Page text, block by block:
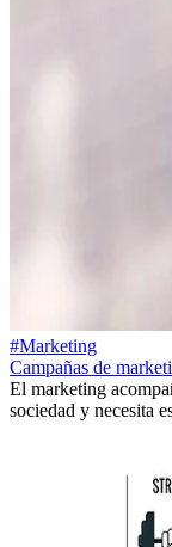
#Marketing
Campañas de
El marketing
sociedad y necesita